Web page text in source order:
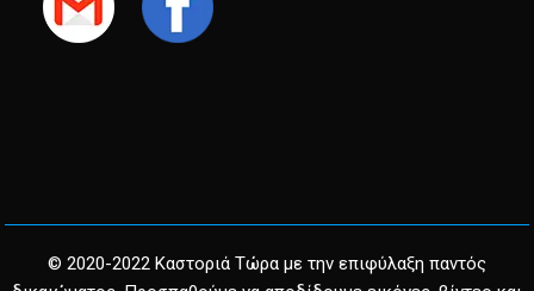
© 2020-2022 Καστοριά Τώρα με την επιφύλαξη παντός